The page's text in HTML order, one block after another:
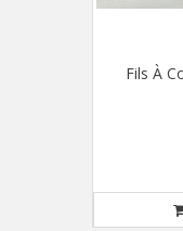
Fils À